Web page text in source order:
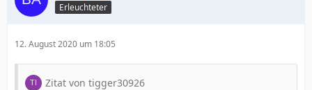
Erleuchteter
12. August 2020 um 18:05
Zitat von tigger30926